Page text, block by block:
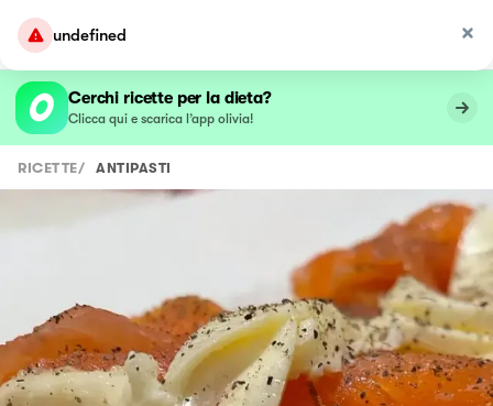
undefined
Cerchi ricette per la dieta?
Clicca qui e scarica l’app olivia!
RICETTE/ ANTIPASTI